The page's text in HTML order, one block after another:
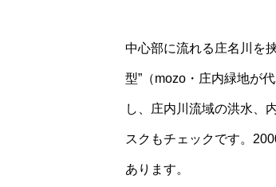
中心部に流れる庄名川を
型”（mozo・庄内緑地が
し、庄内川流域の洪水、
スクもチェックです。
あります。